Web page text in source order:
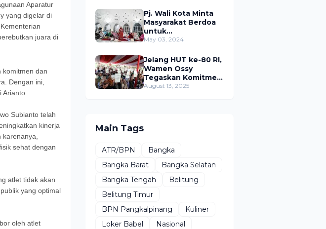
Aparatur
yang digelar di
juara di
komitmen dan
Dengan ini,
Subianto telah
kinerja
sehat dengan
atlet tidak akan
yang optimal
oleh atlet
ATR/BPN
Pj. Wali Kota Minta
Masyarakat Berdoa
untuk
Pangkalpinang,
di 2024 Berjalan
Lancar
May 03, 2024
Jelang HUT ke-80 RI,
Wamen Ossy
Tegaskan Komitmen
Presiden Prabowo
August 13, 2025
Main Tags
ATR/BPN
Bangka
Bangka Barat
Bangka Selatan
Bangka Tengah
Belitung
Belitung Timur
BPN Pangkalpinang
Kuliner
Loker Babel
Nasional